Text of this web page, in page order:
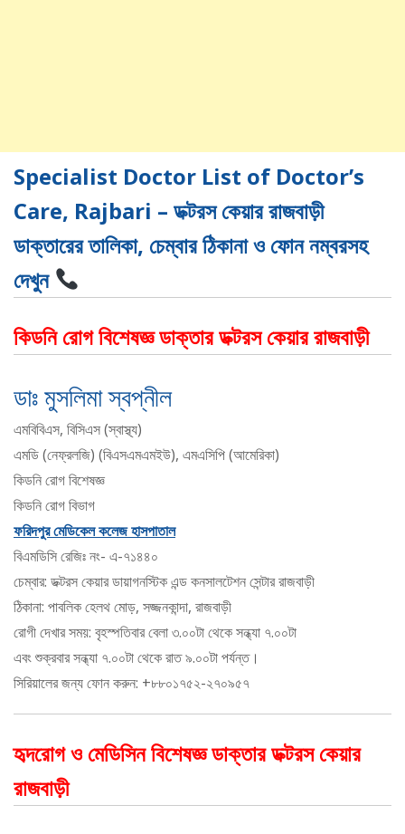
Specialist Doctor List of Doctor’s
Care, Rajbari – ডক্টরস কেয়ার রাজবাড়ী
ডাক্তারের তালিকা, চেম্বার ঠিকানা ও ফোন নম্বরসহ
দেখুন
কিডনি রোগ বিশেষজ্ঞ ডাক্তার ডক্টরস কেয়ার রাজবাড়ী
ডাঃ মুসলিমা স্বপ্নীল
এমবিবিএস, বিসিএস (স্বাস্থ্য)
এমডি (নেফ্রলজি) (বিএসএমএমইউ), এমএসিপি (আমেরিকা)
কিডনি রোগ বিশেষজ্ঞ
কিডনি রোগ বিভাগ
ফরিদপুর মেডিকেল কলেজ হাসপাতাল
বিএমডিসি রেজিঃ নং- এ-৭১৪৪০
চেম্বার: ডক্টরস কেয়ার ডায়াগনস্টিক এন্ড কনসালটেশন সেন্টার রাজবাড়ী
ঠিকানা: পাবলিক হেলথ মোড়, সজ্জনকান্দা, রাজবাড়ী
রোগী দেখার সময়: বৃহস্পতিবার বেলা ৩.০০টা থেকে সন্ধ্যা ৭.০০টা
এবং শুক্রবার সন্ধ্যা ৭.০০টা থেকে রাত ৯.০০টা পর্যন্ত।
সিরিয়ালের জন্য ফোন করুন: +৮৮০১৭৫২-২৭০৯৫৭
হৃদরোগ ও মেডিসিন বিশেষজ্ঞ ডাক্তার ডক্টরস কেয়ার
রাজবাড়ী